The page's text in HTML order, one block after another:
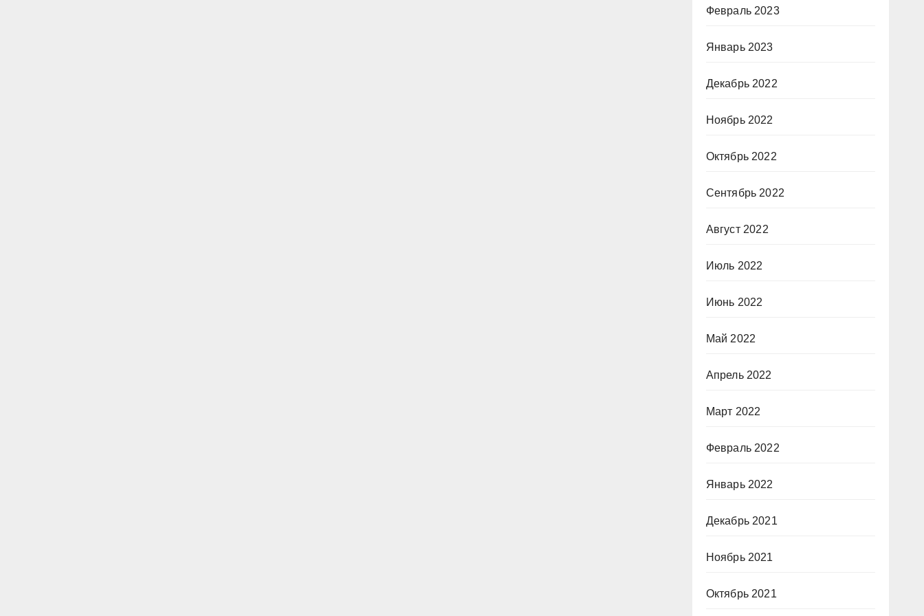
Февраль 2023
Январь 2023
Декабрь 2022
Ноябрь 2022
Октябрь 2022
Сентябрь 2022
Август 2022
Июль 2022
Июнь 2022
Май 2022
Апрель 2022
Март 2022
Февраль 2022
Январь 2022
Декабрь 2021
Ноябрь 2021
Октябрь 2021